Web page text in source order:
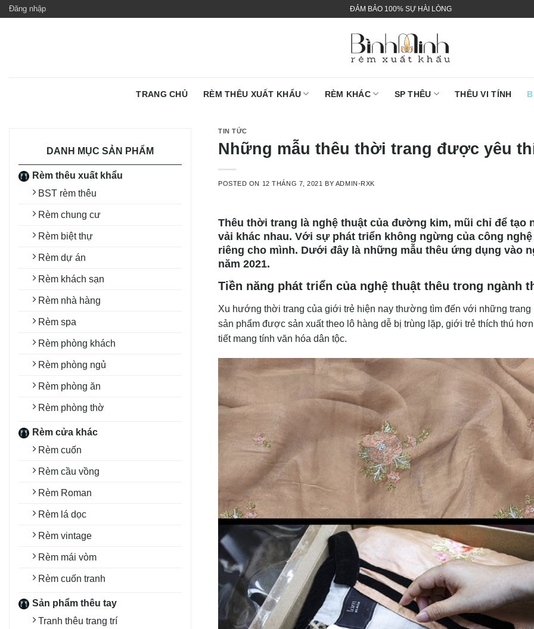
SkipĐăng nhập ĐẢM BẢO 100% SỰ HÀI LÒNG
TRANG CHỦ RÈM THÊU XUẤT KHẨU RÈM KHÁC SP THÊU THÊU VI TÍNH
DANH MỤC SẢN PHẨM
Rèm thêu xuất khẩu
BST rèm thêu
Rèm chung cư
Rèm biệt thự
Rèm dự án
Rèm khách sạn
Rèm nhà hàng
Rèm spa
Rèm phòng khách
Rèm phòng ngủ
Rèm phòng ăn
Rèm phòng thờ
Rèm cửa khác
Rèm cuốn
Rèm cầu vồng
Rèm Roman
Rèm lá dọc
Rèm vintage
Rèm mái vòm
Rèm cuốn tranh
Sản phẩm thêu tay
Tranh thêu trang trí
TIN TỨC
Những mẫu thêu thời trang được yêu
POSTED ON 12 THÁNG 7, 2021 BY ADMIN-RXK
Thêu thời trang là nghệ thuật của đường kim, mũi chỉ để tạo
vải khác nhau. Với sự phát triển không ngừng của công
riêng cho mình. Dưới đây là những mẫu thêu ứng dụng vào
năm 2021.
Tiền năng phát triển của nghệ thuật thêu trong ngành
Xu hướng thời trang của giới trẻ hiện nay thường tìm đến với những
sản phẩm được sản xuất theo lô hàng dễ bị trùng lặp, giới trẻ thích thú
tiết mang tính văn hóa dân tộc.